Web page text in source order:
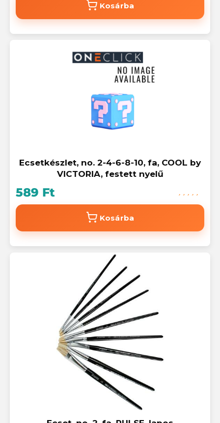
Kosárba
Ecsetkészlet, no. 2-4-6-8-10, fa, COOL by
VICTORIA, festett nyelű
589 Ft
Kosárba